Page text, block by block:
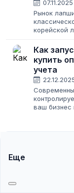
07.11.2025
Рынок
корейской
жила:
Как
купить
учета
ваш бизнес
Еще